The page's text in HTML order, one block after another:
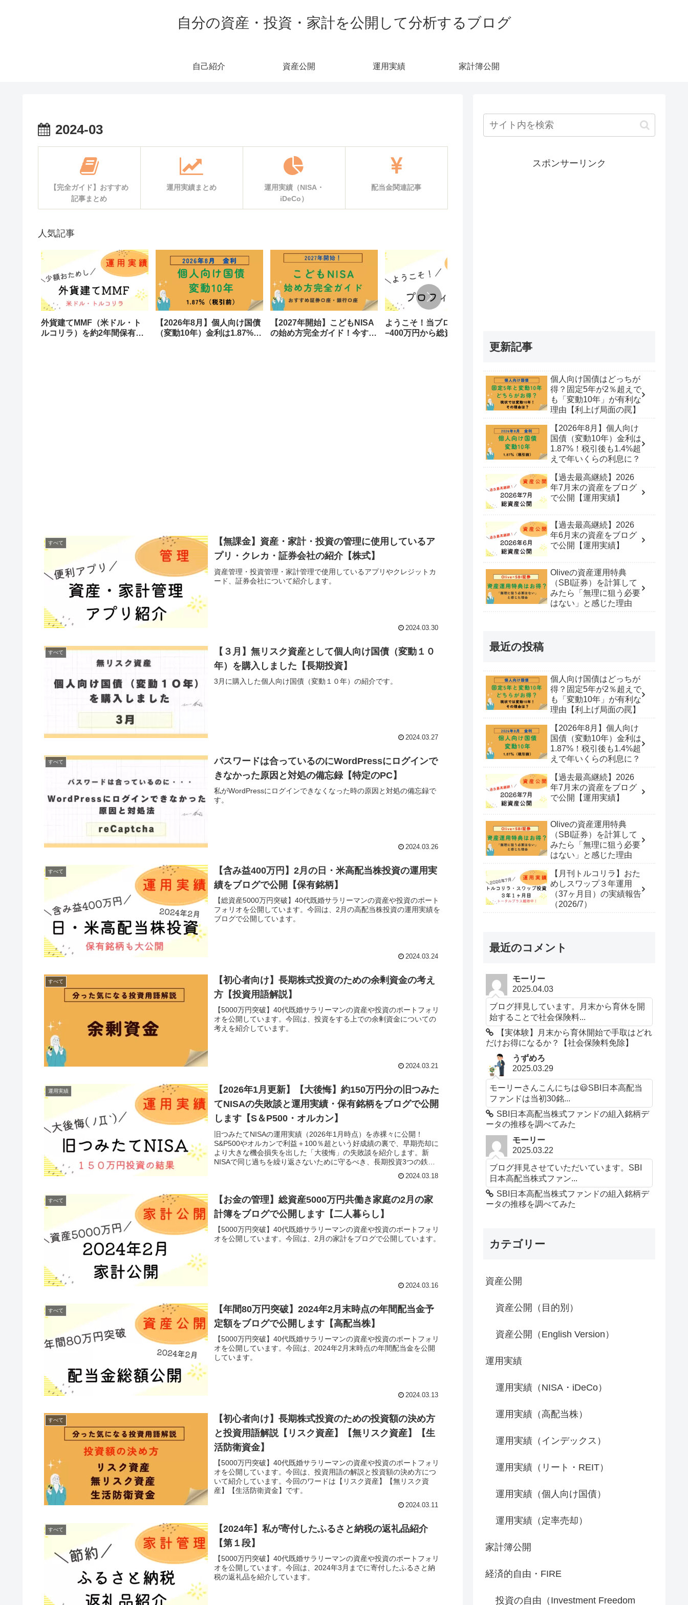
自分の資産・投資・家計を公開して分析するブログ
自己紹介 資産公開 運用実績 家計簿公開
2024-03
【完全ガイド】おすすめ
記事まとめ
運用実績まとめ
運用実績（NISA・
iDeCo）
配当金関連記事
人気記事
外貨建てMMF（米ドル・ト
ルコリラ）を約2年間保有し
【2026年8月】個人向け国債
（変動10年）金利は1.87%！
【2027年開始】こどもNISA
の始め方完全ガイド！今すぐ
ようこそ！当ブログへ。損失
−400万円から総資産7000万
円へ至った道のりと、その裏
ジュールと手取り額を全公開
（2025年最新）
すべて
【無課金】資産・家計・投資の管理に使用しているア
プリ・クレカ・証券会社の紹介【株式】
資産管理・投資管理・家計管理で使用しているアプリやクレジットカ
ード、証券会社について紹介します。
2024.03.30
すべて
【３月】無リスク資産として個人向け国債（変動１０
年）を購入しました【長期投資】
3月に購入した個人向け国債（変動１０年）の紹介です。
2024.03.27
すべて
パスワードは合っているのにWordPressにログインで
きなかった原因と対処の備忘録【特定のPC】
私がWordPressにログインできなくなった時の原因と対処の備忘録で
す。
2024.03.26
すべて
【含み益400万円】2月の日・米高配当株投資の運用実
績をブログで公開【保有銘柄】
【総資産5000万円突破】40代既婚サラリーマンの資産や投資のポート
フォリオを公開しています。今回は、2月の高配当株投資の運用実績を
ブログで公開しています。
2024.03.24
すべて
【初心者向け】長期株式投資のための余剰資金の考え
方【投資用語解説】
【5000万円突破】40代既婚サラリーマンの資産や投資のポートフォリ
オを公開しています。今回は、投資をする上での余剰資金についての
考えを紹介しています。
2024.03.21
運用実績
【2026年1月更新】【大後悔】約150万円分の旧つみた
てNISAの失敗談と運用実績・保有銘柄をブログで公開
します【S＆P500・オルカン】
旧つみたてNISAの運用実績（2026年1月時点）を赤裸々に公開！
S&P500やオルカンで利益＋100％超という好成績の裏で、早期売却に
より大きな機会損失を出した「大後悔」の失敗談を紹介します。新
NISAで同じ過ちを繰り返さないために守るべき、長期投資3つの鉄則
2024.03.18
すべて
【お金の管理】総資産5000万円共働き家庭の2月の家
計簿をブログで公開します【二人暮らし】
【5000万円突破】40代既婚サラリーマンの資産や投資のポートフォリ
オを公開しています。今回は、2月の家計をブログで公開しています。
2024.03.16
すべて
【年間80万円突破】2024年2月末時点の年間配当金予
定額をブログで公開します【高配当株】
【5000万円突破】40代既婚サラリーマンの資産や投資のポートフォリ
オを公開しています。今回は、2024年2月末時点の年間配当金を公開
しています。
2024.03.13
すべて
【初心者向け】長期株式投資のための投資額の決め方
と投資用語解説【リスク資産】【無リスク資産】【生
活防衛資金】
【5000万円突破】40代既婚サラリーマンの資産や投資のポートフォリ
オを公開しています。今回は、投資用語の解説と投資額の決め方につ
いて紹介しています。今回のワードは【リスク資産】【無リスク資
産】【生活防衛資金】です。
2024.03.11
すべて
【2024年】私が寄付したふるさと納税の返礼品紹介
【第１段】
【5000万円突破】40代既婚サラリーマンの資産や投資のポートフォリ
オを公開しています。今回は、2024年3月までに寄付したふるさと納
税の返礼品を紹介しています。
スポンサーリンク
更新記事
個人向け国債はどっちが
得？固定5年が2％超えで
も「変動10年」が有利な
理由【利上げ局面の罠】
【2026年8月】個人向け
国債（変動10年）金利は
1.87%！税引後も1.4%超
えで年いくらの利息に？
【過去最高継続】2026
年7月末の資産をブログ
で公開【運用実績】
【過去最高継続】2026
年6月末の資産をブログ
で公開【運用実績】
Oliveの資産運用特典
（SBI証券）を計算して
みたら「無理に狙う必要
はない」と感じた理由
最近の投稿
個人向け国債はどっちが
得？固定5年が2％超えで
も「変動10年」が有利な
理由【利上げ局面の罠】
【2026年8月】個人向け
国債（変動10年）金利は
1.87%！税引後も1.4%超
えで年いくらの利息に？
【過去最高継続】2026
年7月末の資産をブログ
で公開【運用実績】
Oliveの資産運用特典
（SBI証券）を計算して
みたら「無理に狙う必要
はない」と感じた理由
【月刊トルコリラ】おた
めしスワップ３年運用
（37ヶ月目）の実績報告
（2026/7）
最近のコメント
モーリー
2025.04.03
ブログ拝見しています。月末から育休を開
始することで社会保険料...
【実体験】月末から育休開始で手取はどれ
だけお得になるか？【社会保険料免除】
うずめろ
2025.03.29
モーリーさんこんにちは😃SBI日本高配当
ファンドは当初30銘...
SBI日本高配当株式ファンドの組入銘柄デ
ータの推移を調べてみた
モーリー
2025.03.22
ブログ拝見させていただいています。SBI
日本高配当株式ファン...
SBI日本高配当株式ファンドの組入銘柄デ
ータの推移を調べてみた
カテゴリー
資産公開
資産公開（目的別）
資産公開（English Version）
運用実績
運用実績（NISA・iDeCo）
運用実績（高配当株）
運用実績（インデックス）
運用実績（リート・REIT）
運用実績（個人向け国債）
運用実績（定率売却）
家計簿公開
経済的自由・FIRE
投資の自由（Investment Freedom